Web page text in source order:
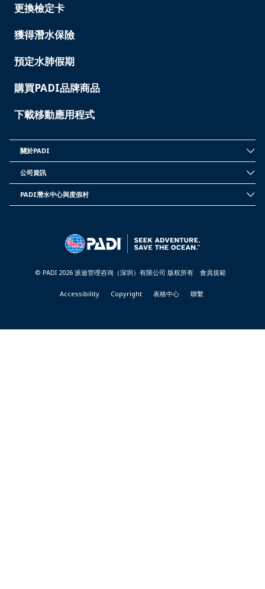
TAIWAN
更換檢定卡
獲得潛水保險
預定水肺假期
購買PADI品牌商品
下載移動應用程式
PADI
TAIWAN
關於PADI
INFORMATION
TAIWAN
公司資訊
PADI潛水中心與度假村
© PADI 2026 派迪管理咨询（深圳）有限公司 版权所有 會員規範
Accessibility Copyright 表格中心 聯繫